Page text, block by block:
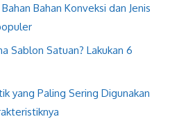
Bahan Konveksi dan Jenis
Sablon Satuan? Lakukan 6
yang Paling Sering Digunakan